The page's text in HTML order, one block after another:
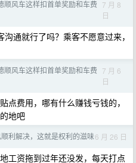
顺风车这样扣首单奖励和车费 7 月 8
日
通就行了吗？乘客不愿意过来，
顺风车这样扣首单奖励和车费 7 月 6
日
点费用，哪有什么赚钱亏钱的，
地吧
利解决，这就是权利的滋味6 月 26 日
工资拖到过年还没发，每天打点